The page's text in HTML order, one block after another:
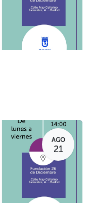
AGO
21